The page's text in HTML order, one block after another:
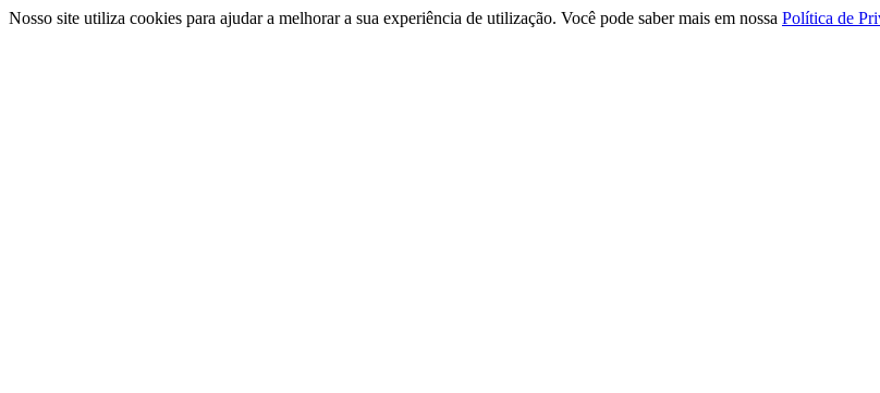
Nosso site utiliza cookies para ajudar a melhorar a sua experiência de utilização. Você pode saber mais em nossa Política de